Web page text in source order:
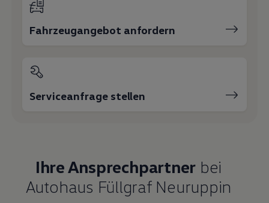
Fahrzeugangebot anfordern
Serviceanfrage stellen
Ihre Ansprechpartner bei
Autohaus Füllgraf Neuruppin